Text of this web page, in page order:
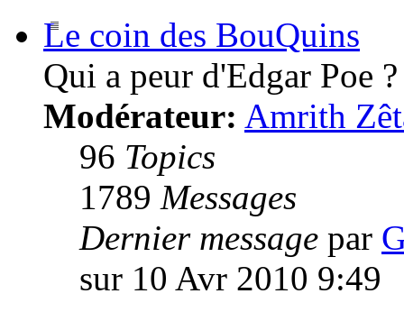
Le coin des BouQuins
Qui a peur d'Edgar Poe ?
Modérateur: Amrith
96 Topics
1789 Messages
Dernier message par
sur 10 Avr 2010 9:49